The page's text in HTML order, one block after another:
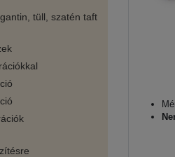
tüll, szatén taft